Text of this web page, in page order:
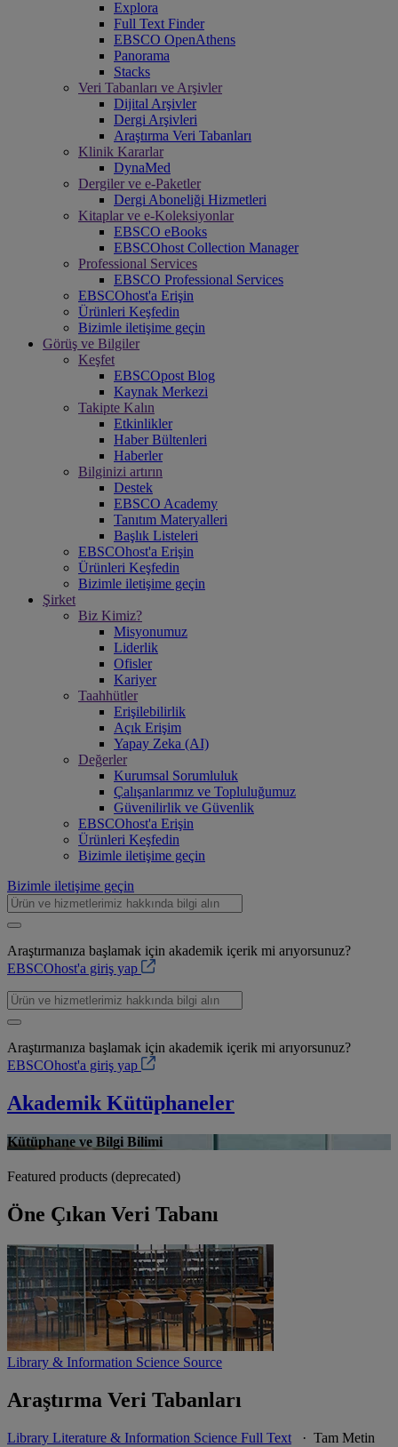
Explora
Full Text Finder
EBSCO OpenAthens
Panorama
Stacks
Veri Tabanları ve Arşivler
Dijital Arşivler
Dergi Arşivleri
Araştırma Veri Tabanları
Klinik Kararlar
DynaMed
Dergiler ve e-Paketler
Dergi Aboneliği Hizmetleri
Kitaplar ve e-Koleksiyonlar
EBSCO eBooks
EBSCOhost Collection Manager
Professional Services
EBSCO Professional Services
EBSCOhost'a Erişin
Ürünleri Keşfedin
Bizimle iletişime geçin
Görüş ve Bilgiler
Keşfet
EBSCOpost Blog
Kaynak Merkezi
Takipte Kalın
Etkinlikler
Haber Bültenleri
Haberler
Bilginizi artırın
Destek
EBSCO Academy
Tanıtım Materyalleri
Başlık Listeleri
EBSCOhost'a Erişin
Ürünleri Keşfedin
Bizimle iletişime geçin
Şirket
Biz Kimiz?
Misyonumuz
Liderlik
Ofisler
Kariyer
Taahhütler
Erişilebilirlik
Açık Erişim
Yapay Zeka (AI)
Değerler
Kurumsal Sorumluluk
Çalışanlarımız ve Topluluğumuz
Güvenilirlik ve Güvenlik
EBSCOhost'a Erişin
Ürünleri Keşfedin
Bizimle iletişime geçin
Bizimle iletişime geçin
Araştırmanıza başlamak için akademik içerik mi arıyorsunuz?
EBSCOhost'a giriş yap
Araştırmanıza başlamak için akademik içerik mi arıyorsunuz?
EBSCOhost'a giriş yap
Akademik Kütüphaneler
Kütüphane ve Bilgi Bilimi
Featured products (deprecated)
Öne Çıkan Veri Tabanı
Library & Information Science Source
Araştırma Veri Tabanları
Library Literature & Information Science Full Text
· Tam Metin